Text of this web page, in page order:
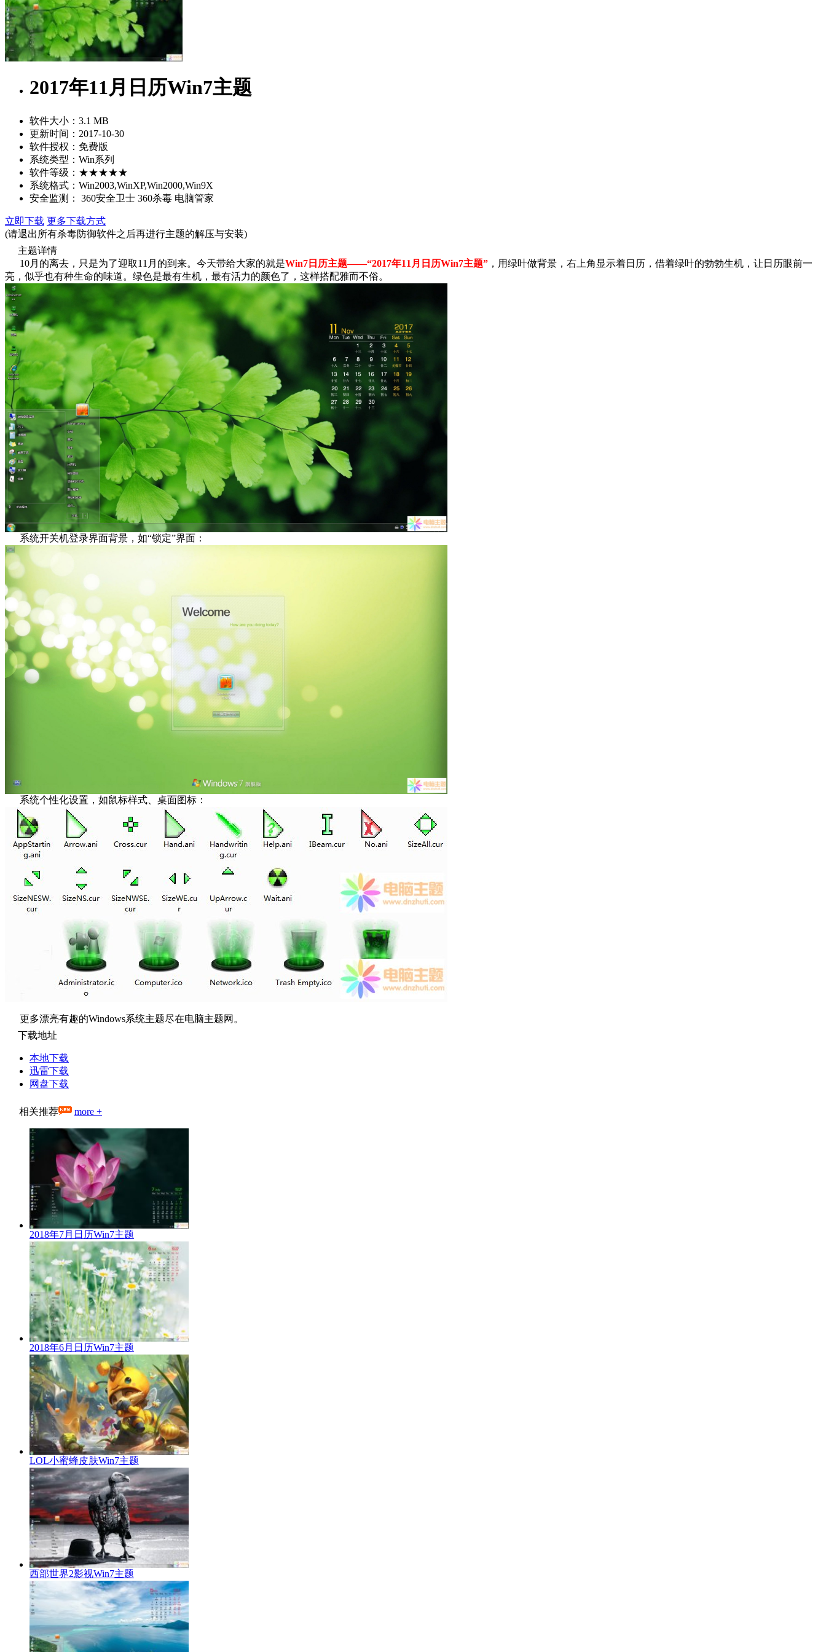
2017年11月日历Win7主题
软件大小： 3.1 MB
更新时间： 2017-10-30
软件授权： 免费版
系统类型： Win系列
软件等级： ★★★★★
系统格式： Win2003,WinXP,Win2000,Win9X
安全监测：
360安全卫士 360杀毒 电脑管家
立即下载 更多下载方式
(请退出所有杀毒防御软件之后再进行主题的解压与安装)
主题详情
10月的离去，只是为了迎取11月的到来。今天带给大家的就是Win7日历主题——“2017年11月日历Win7主题” ，用绿叶做背景，右上角显示着日历，借着绿叶的勃勃生机，让日历眼前一
亮，似乎也有种生命的味道。绿色是最有生机，最有活力的颜色了，这样搭配雅而不俗。
系统开关机登录界面背景，如“锁定”界面：
系统个性化设置，如鼠标样式、桌面图标：
更多漂亮有趣的Windows系统主题尽在电脑主题网。
下载地址
本地下载
迅雷下载
网盘下载
相关推荐 more +
2018年7月日历Win7主题
2018年6月日历Win7主题
LOL小蜜蜂皮肤Win7主题
西部世界2影视Win7主题